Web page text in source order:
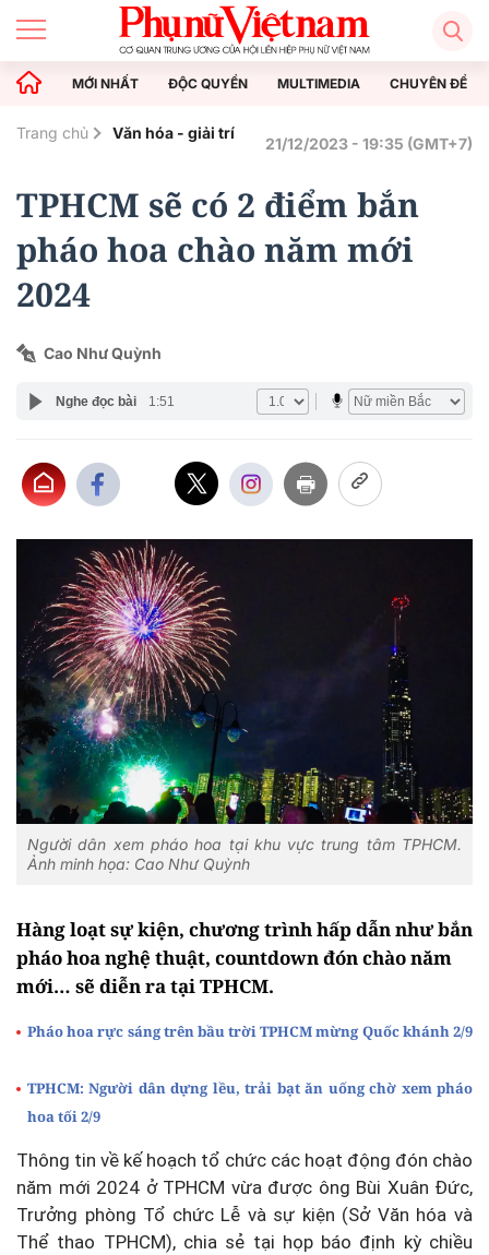
MỚI NHẤT ĐỘC QUYỀN MULTIMEDIA CHUYÊN ĐỀ
Trang chủ Văn hóa - giải trí
21/12/2023 - 19:35 (GMT+7)
TPHCM sẽ có 2 điểm bắn
pháo hoa chào năm mới
2024
Cao Như Quỳnh
Nghe đọc bài 1:51
Người dân xem pháo hoa tại khu vực trung tâm TPHCM.
Ảnh minh họa: Cao Như Quỳnh
Hàng loạt sự kiện, chương trình hấp dẫn như bắn
pháo hoa nghệ thuật, countdown đón chào năm
mới… sẽ diễn ra tại TPHCM.
Pháo hoa rực sáng trên bầu trời TPHCM mừng Quốc khánh 2/9
TPHCM: Người dân dựng lều, trải bạt ăn uống chờ xem pháo
hoa tối 2/9
Thông tin về kế hoạch tổ chức các hoạt động đón chào
năm mới 2024 ở TPHCM vừa được ông Bùi Xuân Đức,
Trưởng phòng Tổ chức Lễ và sự kiện (Sở Văn hóa và
Thể thao TPHCM), chia sẻ tại họp báo định kỳ chiều